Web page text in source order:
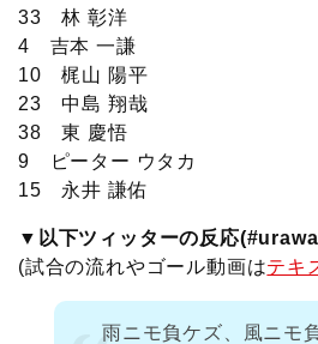
33 林 彰洋
4 吉本 一謙
10 梶山 陽平
23 中島 翔哉
38 東 慶悟
9 ピーター ウタカ
15 永井 謙佑
▼以下ツィッターの反応
(試合の流れやゴール動画はテキ
雨ニモ負ケズ、風ニモ